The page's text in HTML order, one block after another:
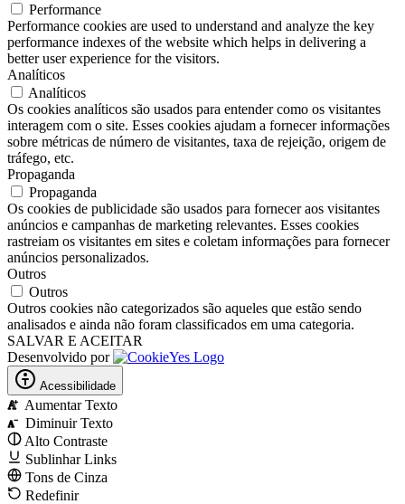
Performance
Performance cookies are used to understand and analyze the key
performance indexes of the website which helps in delivering a
better user experience for the visitors.
Analíticos
Analíticos
Os cookies analíticos são usados ​​para entender como os visitantes
interagem com o site. Esses cookies ajudam a fornecer informações
sobre métricas de número de visitantes, taxa de rejeição, origem de
tráfego, etc.
Propaganda
Propaganda
Os cookies de publicidade são usados ​​para fornecer aos visitantes
anúncios e campanhas de marketing relevantes. Esses cookies
rastreiam os visitantes em sites e coletam informações para fornecer
anúncios personalizados.
Outros
Outros
Outros cookies não categorizados são aqueles que estão sendo
analisados ​​e ainda não foram classificados em uma categoria.
SALVAR E ACEITAR
Desenvolvido por
Acessibilidade
A Aumentar Texto
A
Diminuir Texto
Alto Contraste
Sublinhar Links
Tons de Cinza
Redefinir